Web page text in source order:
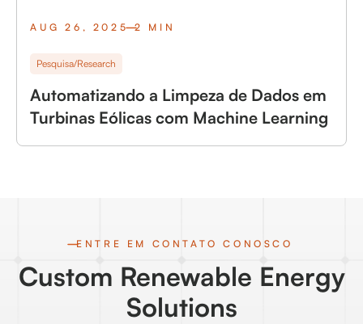
AUG 26, 2025 2 MIN
Pesquisa/Research
Automatizando a Limpeza de Dados em
Turbinas Eólicas com Machine Learning
ENTRE EM CONTATO CONOSCO
Custom Renewable Energy
Solutions